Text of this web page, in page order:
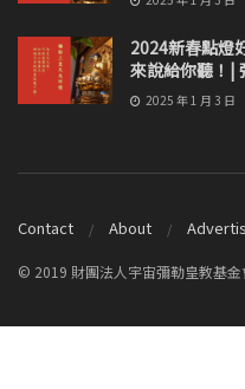
2024新春點燈
來說給你聽！|
2025 年 1 月 3 日
Contact About
© 2019 財團法人宇宙彌勒皇教基金